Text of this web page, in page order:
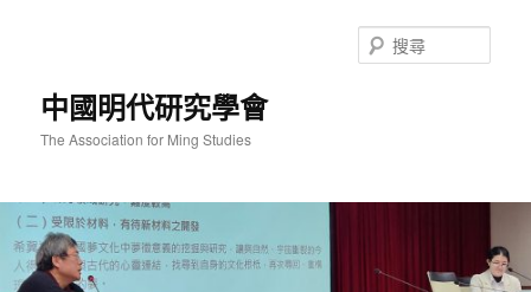
中國明代研究學會
The Association for Ming Studies
尋